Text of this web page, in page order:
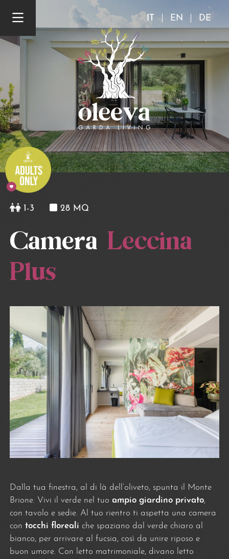
EN DE
1-3 28 MQ
Camera Leccina
Plus
Dalla tua finestra, al di là dell’oliveto, spunta il Monte
Brione. Vivi il verde nel tuo ampio giardino privato,
con tavolo e sedie. Al tuo rientro ti aspetta una camera
con tocchi floreali che spaziano dal verde chiaro al
bianco, per arrivare al fucsia, così da unire riposo e
buon umore. Con letto matrimoniale, divano letto